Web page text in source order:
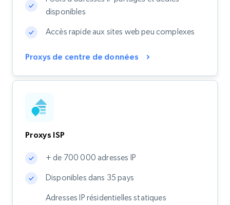
disponibles
Accès rapide aux sites web peu complexes
Proxys de centre de données
Proxys ISP
+ de 700 000 adresses IP
Disponibles dans 35 pays
Adresses IP résidentielles statiques